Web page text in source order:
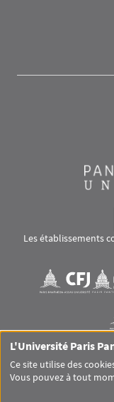
Les établissements
Visuel svg
RS
L'Université Paris
Ce site utilise des
Vous pouvez à tout